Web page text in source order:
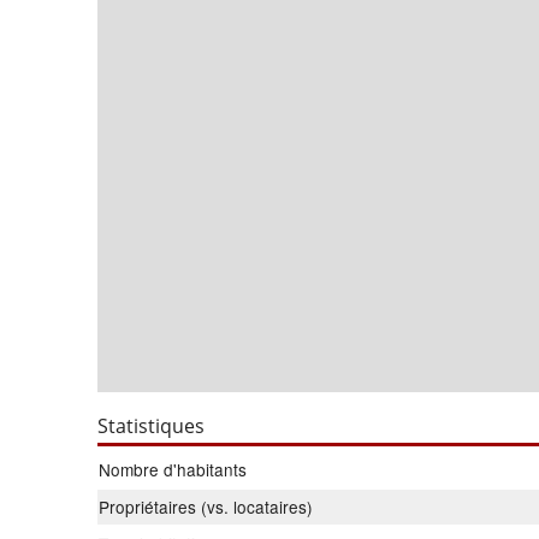
Statistiques
Nombre d'habitants
Propriétaires (vs. locataires)